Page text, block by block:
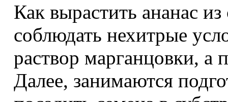
Как вырастить ананас
соблюдать нехитрые
раствор марганцовки, а
Далее, занимаются